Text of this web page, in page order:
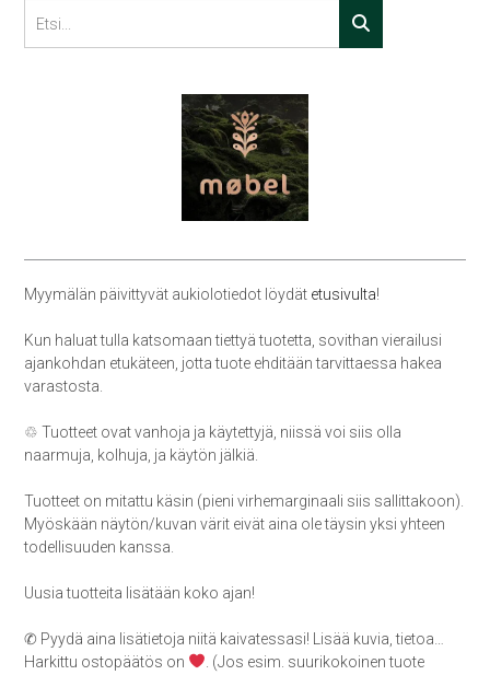
Myymälän päivittyvät aukiolotiedot löydät etusivulta!
Kun haluat tulla katsomaan tiettyä tuotetta, sovithan vierailusi
ajankohdan etukäteen, jotta tuote ehditään tarvittaessa hakea
varastosta.
♲ Tuotteet ovat vanhoja ja käytettyjä, niissä voi siis olla
naarmuja, kolhuja, ja käytön jälkiä.
Tuotteet on mitattu käsin (pieni virhemarginaali siis sallittakoon).
Myöskään näytön/kuvan värit eivät aina ole täysin yksi yhteen
todellisuuden kanssa.
Uusia tuotteita lisätään koko ajan!
✆ Pyydä aina lisätietoja niitä kaivatessasi! Lisää kuvia, tietoa…
Harkittu ostopäätös on
. (Jos esim. suurikokoinen tuote